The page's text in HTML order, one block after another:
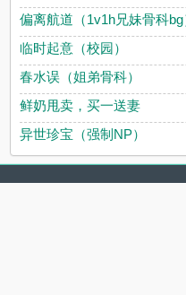
偏离航道（1v1h兄妹骨科bg
临时起意（校园）
春水误（姐弟骨科）
鲜奶甩卖，买一送妻
异世珍宝（强制NP）